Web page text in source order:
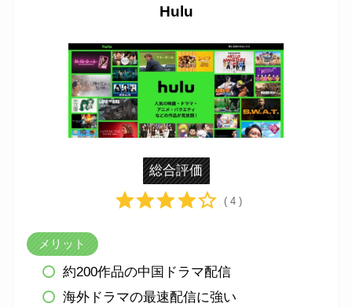
Hulu
総合評価
( 4 )
メリット
約200作品の中国ドラマ配信
海外ドラマの最速配信に強い